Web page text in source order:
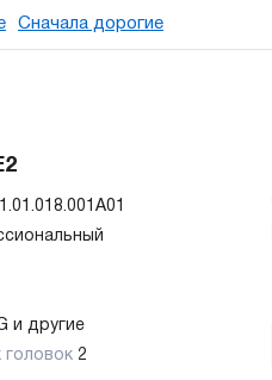
Сначала дорогие
1.01.018.001A01
и другие
головок 2